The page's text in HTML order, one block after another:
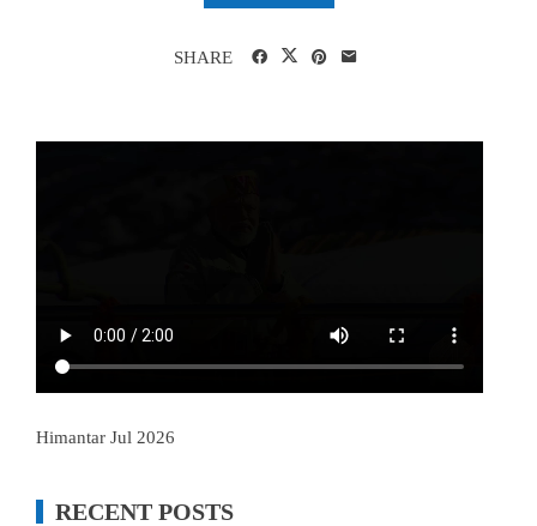
SHARE
Himantar Jul 2026
RECENT POSTS